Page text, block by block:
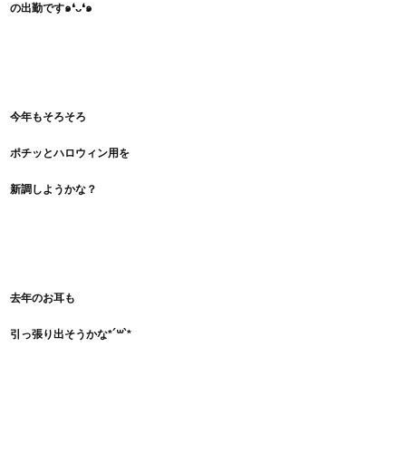
の出勤です๑❛ᴗ❛๑
今年もそろそろ
ポチッとハロウィン用を
新調しようかな？
去年のお耳も
引っ張り出そうかな*´꒳`*